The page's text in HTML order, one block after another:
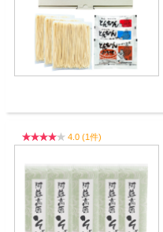
4.0 (1件)